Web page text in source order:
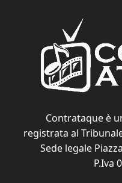
Contrataque è
registrata al
Sede legale
P.Iva